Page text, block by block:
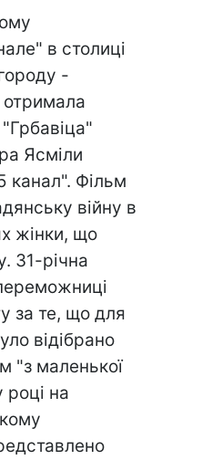
в столиці
-
Ясміли
канал". Фільм
війну в
жінки, що
31-річна
за те, що для
відібрано
"з маленької
році на